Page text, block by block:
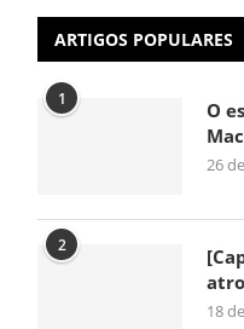
ARTIGOS POPULARES
1
O
26
2
18